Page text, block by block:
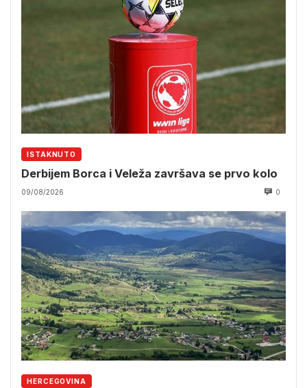
ISTAKNUTO
Derbijem Borca i Veleža završava se prvo kolo
09/08/2026 0
HERCEGOVINA